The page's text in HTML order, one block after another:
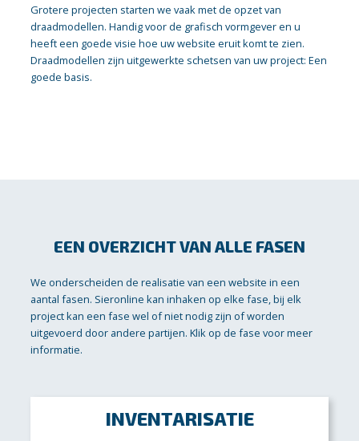
Grotere projecten starten we vaak met de opzet van
draadmodellen. Handig voor de grafisch vormgever en u
heeft een goede visie hoe uw website eruit komt te zien.
Draadmodellen zijn uitgewerkte schetsen van uw project: Een
goede basis.
EEN OVERZICHT VAN ALLE FASEN
We onderscheiden de realisatie van een website in een
aantal fasen. Sieronline kan inhaken op elke fase, bij elk
project kan een fase wel of niet nodig zijn of worden
uitgevoerd door andere partijen. Klik op de fase voor meer
informatie.
INVENTARISATIE
Voorafgaand aan de realisatie brengen we in een eerste